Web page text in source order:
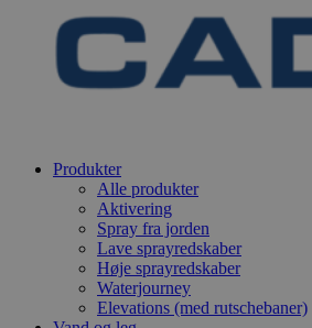
Produkter
Alle produkter
Aktivering
Spray fra jorden
Lave sprayredskaber
Høje sprayredskaber
Waterjourney
Elevations (med rutschebaner)